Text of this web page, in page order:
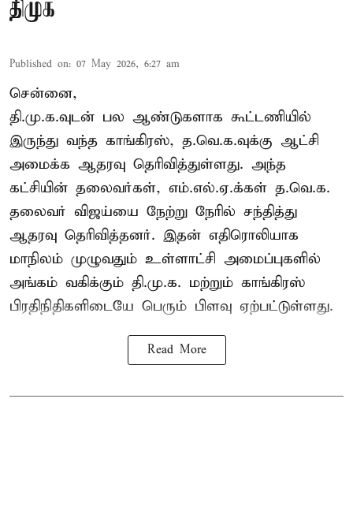
திமுக
Published on: 07 May 2026, 6:27 am
சென்னை,
தி.மு.க.வுடன் பல ஆண்டுகளாக கூட்டணியில்
இருந்து வந்த காங்கிரஸ், த.வெ.க.வுக்கு ஆட்சி
அமைக்க ஆதரவு தெரிவித்துள்ளது. அந்த
கட்சியின் தலைவர்கள், எம்.எல்.ஏ.க்கள் த.வெ.க.
தலைவர் விஜய்யை நேற்று நேரில் சந்தித்து
ஆதரவு தெரிவித்தனர். இதன் எதிரொலியாக
மாநிலம் முழுவதும் உள்ளாட்சி அமைப்புகளில்
அங்கம் வகிக்கும் தி.மு.க. மற்றும் காங்கிரஸ்
பிரதிநிதிகளிடையே பெரும் பிளவு ஏற்பட்டுள்ளது.
Read More